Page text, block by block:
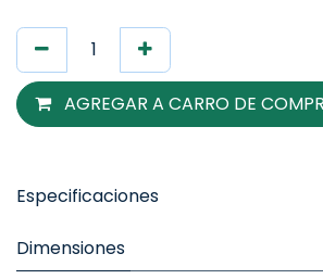
AGREGAR A CARRO DE
Especificaciones
Dimensiones